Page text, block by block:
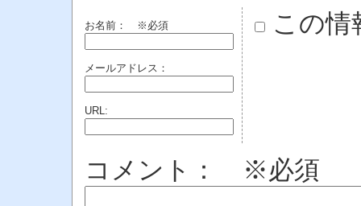
お名前： ※必須
メールアドレス：
URL:
この情
コメント： ※必須